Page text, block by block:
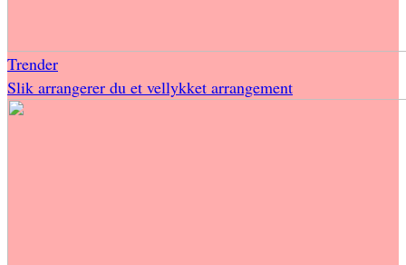
Trender
Slik arrangerer du et vellykket arrangement